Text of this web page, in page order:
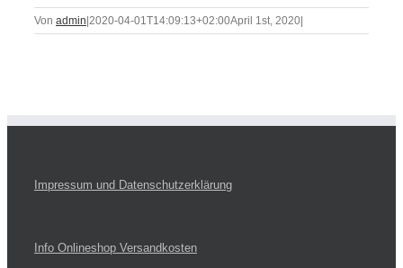
Von admin 2020-04-01T14:09:13+02:00April 1st, 2020
Impressum und Datenschutzerklärung
Info Onlineshop Versandkosten